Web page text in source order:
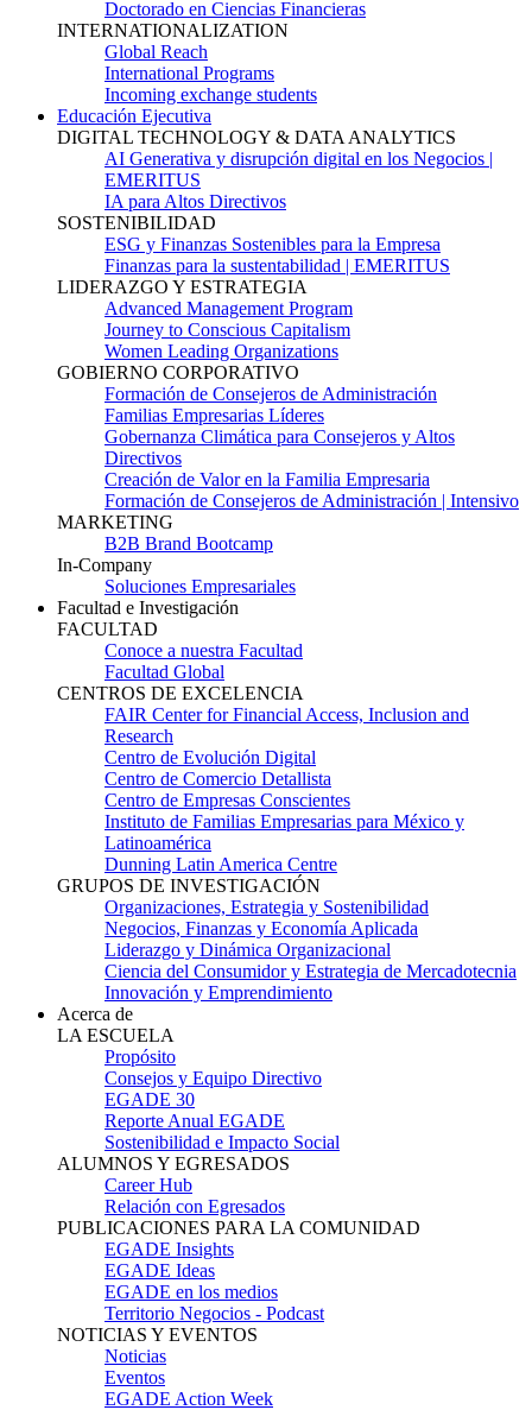
Doctorado en Ciencias Financieras
INTERNATIONALIZATION
Global Reach
International Programs
Incoming exchange students
Educación Ejecutiva
DIGITAL TECHNOLOGY & DATA ANALYTICS
AI Generativa y disrupción digital en los Negocios |
EMERITUS
IA para Altos Directivos
SOSTENIBILIDAD
ESG y Finanzas Sostenibles para la Empresa
Finanzas para la sustentabilidad | EMERITUS
LIDERAZGO Y ESTRATEGIA
Advanced Management Program
Journey to Conscious Capitalism
Women Leading Organizations
GOBIERNO CORPORATIVO
Formación de Consejeros de Administración
Familias Empresarias Líderes
Gobernanza Climática para Consejeros y Altos
Directivos
Creación de Valor en la Familia Empresaria
Formación de Consejeros de Administración | Intensivo
MARKETING
B2B Brand Bootcamp
In-Company
Soluciones Empresariales
Facultad e Investigación
FACULTAD
Conoce a nuestra Facultad
Facultad Global
CENTROS DE EXCELENCIA
FAIR Center for Financial Access, Inclusion and
Research
Centro de Evolución Digital
Centro de Comercio Detallista
Centro de Empresas Conscientes
Instituto de Familias Empresarias para México y
Latinoamérica
Dunning Latin America Centre
GRUPOS DE INVESTIGACIÓN
Organizaciones, Estrategia y Sostenibilidad
Negocios, Finanzas y Economía Aplicada
Liderazgo y Dinámica Organizacional
Ciencia del Consumidor y Estrategia de Mercadotecnia
Innovación y Emprendimiento
Acerca de
LA ESCUELA
Propósito
Consejos y Equipo Directivo
EGADE 30
Reporte Anual EGADE
Sostenibilidad e Impacto Social
ALUMNOS Y EGRESADOS
Career Hub
Relación con Egresados
PUBLICACIONES PARA LA COMUNIDAD
EGADE Insights
EGADE Ideas
EGADE en los medios
Territorio Negocios - Podcast
NOTICIAS Y EVENTOS
Noticias
Eventos
EGADE Action Week